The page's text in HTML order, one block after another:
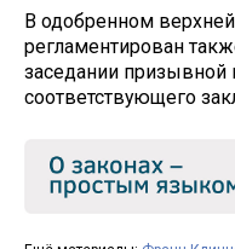
В одобренном
регламентирован
заседании
соответствующего